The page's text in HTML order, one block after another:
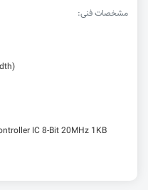
مشخصات فنی:
IC 8-Bit 20MHz 1KB